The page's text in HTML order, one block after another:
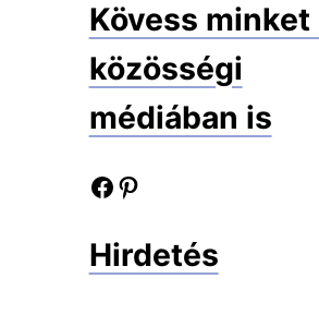
Kövess minket
közösségi
médiában is
Facebook oldalunk Pinterest oldalunk
Hirdetés